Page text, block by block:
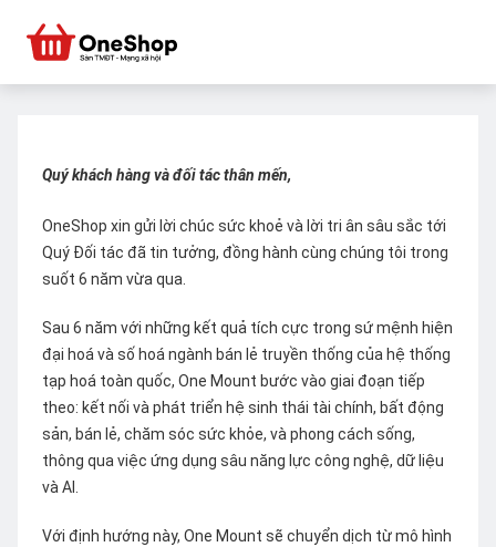
Quý khách hàng và đối tác thân mến,
OneShop xin gửi lời chúc sức khoẻ và lời tri ân sâu sắc tới
Quý Đối tác đã tin tưởng, đồng hành cùng chúng tôi trong
suốt 6 năm vừa qua.
Sau 6 năm với những kết quả tích cực trong sứ mệnh hiện
đại hoá và số hoá ngành bán lẻ truyền thống của hệ thống
tạp hoá toàn quốc, One Mount bước vào giai đoạn tiếp
theo: kết nối và phát triển hệ sinh thái tài chính, bất động
sản, bán lẻ, chăm sóc sức khỏe, và phong cách sống,
thông qua việc ứng dụng sâu năng lực công nghệ, dữ liệu
và AI.
Với định hướng này, One Mount sẽ chuyển dịch từ mô hình